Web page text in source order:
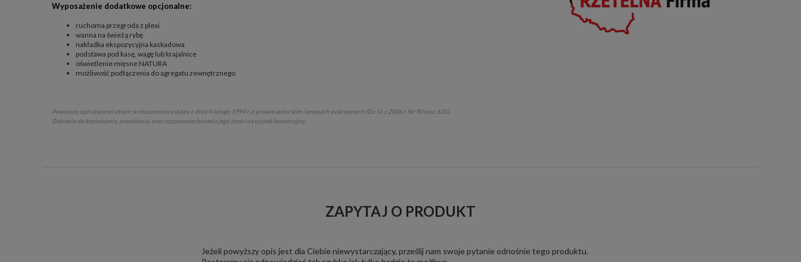
Wyposażenie dodatkowe opcjonalne:
ruchoma przegroda z plexi
wanna na świeżą rybę
nakładka ekspozycyjna kaskadowa
podstawa pod kasę, wagę lub krajalnice
oświetlenie mięsne NATURA
możliwość podłączenia do agregatu zewnętrznego
Powyższy opis stanowi utwór w rozumieniu ustawy z dnia 4 lutego 1994 r. o prawie autorskim i prawach pokrewnych (Dz. U. z 2006 r. Nr 90 poz. 631).
Zabrania się kopiowania, powielania, oraz rozpowszechniania jego treści na użytek komercyjny.
ZAPYTAJ O PRODUKT
Jeżeli powyższy opis jest dla Ciebie niewystarczający, prześlij nam swoje pytanie odnośnie tego produktu.